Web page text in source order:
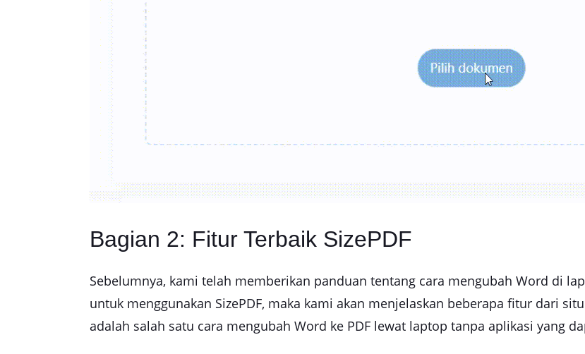
Bagian 2: Fitur Terbaik SizePDF
Sebelumnya, kami telah memberikan panduan tentang cara mengubah Word di
untuk menggunakan SizePDF, maka kami akan menjelaskan beberapa fitur dari
adalah salah satu cara mengubah Word ke PDF lewat laptop tanpa aplikasi yang